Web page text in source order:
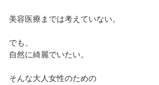
美容医療までは考えていない。
でも、
自然に綺麗でいたい。
そんな大人女性のための